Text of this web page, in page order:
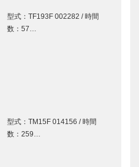
型式：TF193F 002282 / 時間
数：57…
型式：TM15F 014156 / 時間
数：259…